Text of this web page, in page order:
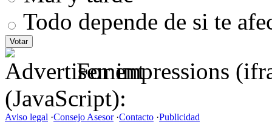
Todo depende de si te
For impressions
(JavaScript):
Aviso legal ·Consejo Asesor·Contacto ·Publicidad